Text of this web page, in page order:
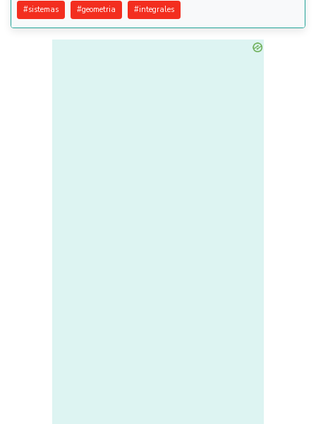
#sistemas #geometria #integrales